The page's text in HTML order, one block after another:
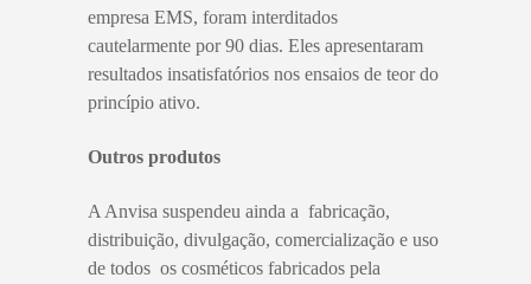
empresa EMS, foram interditados
cautelarmente por 90 dias. Eles apresentaram
resultados insatisfatórios nos ensaios de teor do
princípio ativo.
Outros produtos
A Anvisa suspendeu ainda a fabricação,
distribuição, divulgação, comercialização e uso
de todos os cosméticos fabricados pela